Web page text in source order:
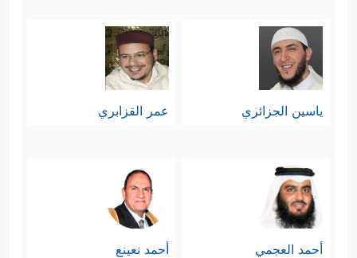
ياسين الجزائري عمر القزابري
أحمد العجمي أحمد نعينع